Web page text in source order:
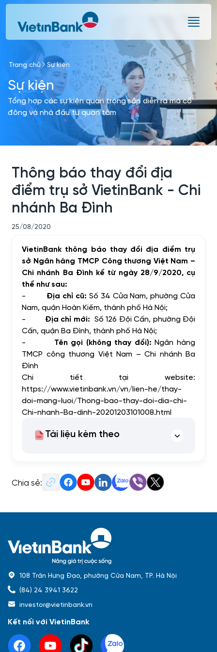
Skip to Main Content
Trang chủ Sự kiện
Sự kiện
Tổng hợp các sự kiện quan trọng sắp diễn ra mà cổ
đông và nhà đầu tư quan tâm
Thông báo thay đổi địa
điểm trụ sở VietinBank - Chi
nhánh Ba Đình
25/08/2020
VietinBank thông báo thay đổi địa điểm trụ
sở Ngân hàng TMCP Công thương Việt Nam –
Chi nhánh Ba Đình kể từ ngày 28/9/2020, cụ
thể như sau:
-
Địa chỉ cũ: Số 34 Cửa Nam, phường Cửa
Nam, quận Hoàn Kiếm, thành phố Hà Nội;
-
Địa chỉ mới: Số 126 Đội Cấn, phường Đội
Cấn, quận Ba Đình, thành phố Hà Nội;
-
Tên gọi (không thay đổi):Ngân hàng
TMCP công thương Việt Nam – Chi nhánh Ba
Đình
Chi tiết tại website:
https://www.vietinbank.vn/vn/lien-he/thay-
doi-mang-luoi/Thong-bao-thay-doi-dia-chi-
Chi-nhanh-Ba-dinh-20201203101008.html
Tài liệu kèm theo
Chia sẻ:
108 Trần Hưng Đạo, phường Cửa Nam, TP. Hà Nội
(84) 24 3941 3622
investor@vietinbank.vn
Kết nối với VietinBank